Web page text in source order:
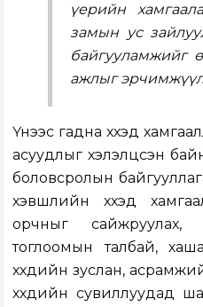
үерийн
замын ус
байгууламжийг
ажлыг
Үүнээс гадна хүүхэд
асуудлыг хэлэлцсэн
боловсролын
хэвшлийн хүүхэд
орчныг
тоглоомын талбай,
хүүхдийн зуслан,
хүүхдийн сувиллуудад